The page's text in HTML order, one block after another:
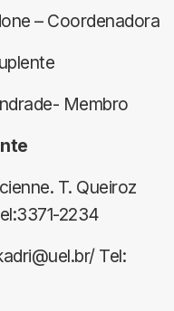
– Coordenadora
Membro
T. Queiroz
2234
Tel: